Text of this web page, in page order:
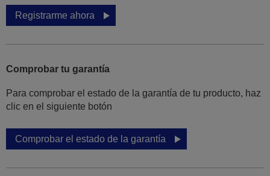
Registrarme ahora
Comprobar tu garantía
Para comprobar el estado de la garantía de tu producto, haz
clic en el siguiente botón
Comprobar el estado de la garantía